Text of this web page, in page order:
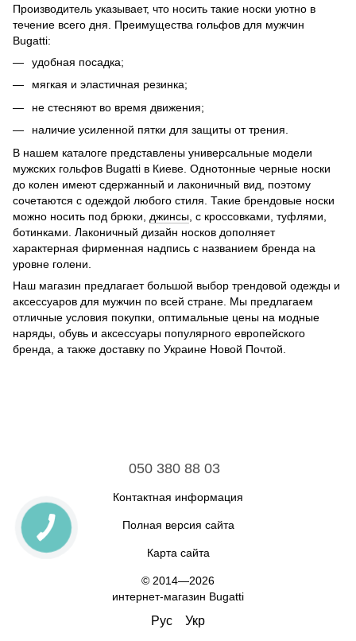
Производитель указывает, что носить такие носки уютно в
течение всего дня. Преимущества гольфов для мужчин
Bugatti:
удобная посадка;
мягкая и эластичная резинка;
не стесняют во время движения;
наличие усиленной пятки для защиты от трения.
В нашем каталоге представлены универсальные модели
мужских гольфов Bugatti в Киеве. Однотонные черные носки
до колен имеют сдержанный и лаконичный вид, поэтому
сочетаются с одеждой любого стиля. Такие брендовые носки
можно носить под брюки, джинсы , с кроссовками, туфлями,
ботинками. Лаконичный дизайн носков дополняет
характерная фирменная надпись с названием бренда на
уровне голени.
Наш магазин предлагает большой выбор трендовой одежды и
аксессуаров для мужчин по всей стране. Мы предлагаем
отличные условия покупки, оптимальные цены на модные
наряды, обувь и аксессуары популярного европейского
бренда, а также доставку по Украине Новой Почтой.
050 380 88 03
Контактная информация
Полная версия сайта
Карта сайта
© 2014—2026
интернет-магазин Bugatti
Рус Укр